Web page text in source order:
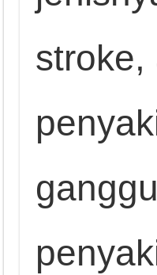
stroke,